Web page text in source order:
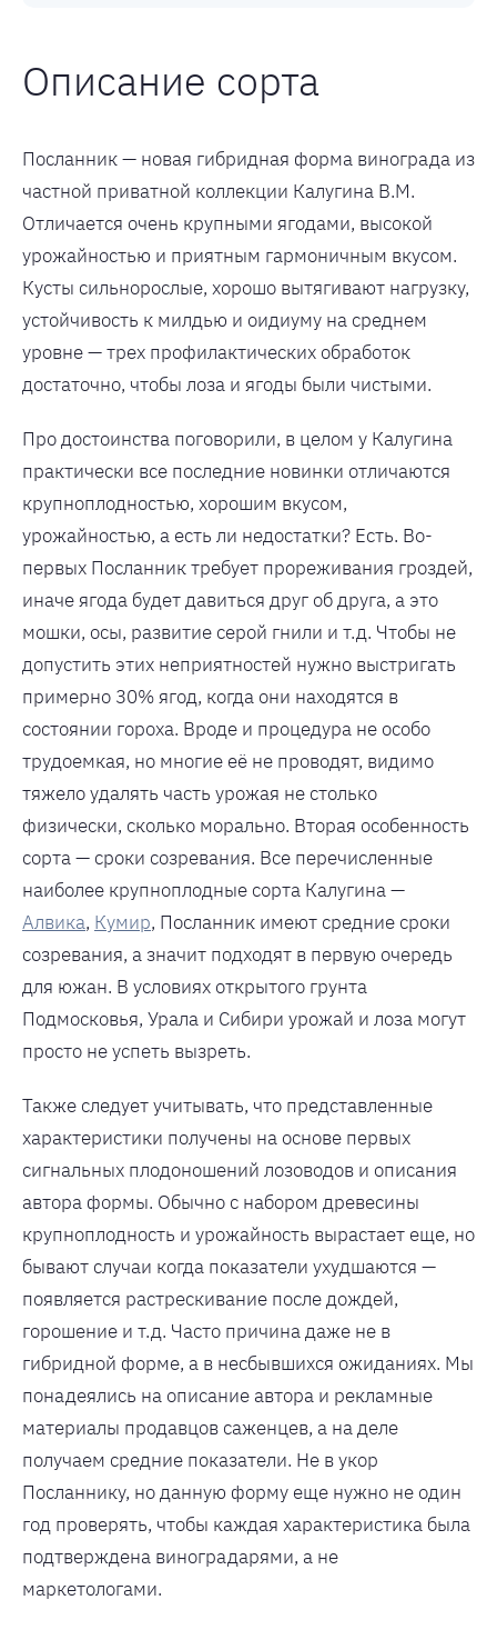
Описание сорта
Посланник — новая гибридная форма винограда из
частной приватной коллекции Калугина В.М.
Отличается очень крупными ягодами, высокой
урожайностью и приятным гармоничным вкусом.
Кусты сильнорослые, хорошо вытягивают нагрузку,
устойчивость к милдью и оидиуму на среднем
уровне — трех профилактических обработок
достаточно, чтобы лоза и ягоды были чистыми.
Про достоинства поговорили, в целом у Калугина
практически все последние новинки отличаются
крупноплодностью, хорошим вкусом,
урожайностью, а есть ли недостатки? Есть. Во-
первых Посланник требует прореживания гроздей,
иначе ягода будет давиться друг об друга, а это
мошки, осы, развитие серой гнили и т.д. Чтобы не
допустить этих неприятностей нужно выстригать
примерно 30% ягод, когда они находятся в
состоянии гороха. Вроде и процедура не особо
трудоемкая, но многие её не проводят, видимо
тяжело удалять часть урожая не столько
физически, сколько морально. Вторая особенность
сорта — сроки созревания. Все перечисленные
наиболее крупноплодные сорта Калугина —
Алвика, Кумир, Посланник имеют средние сроки
созревания, а значит подходят в первую очередь
для южан. В условиях открытого грунта
Подмосковья, Урала и Сибири урожай и лоза могут
просто не успеть вызреть.
Также следует учитывать, что представленные
характеристики получены на основе первых
сигнальных плодоношений лозоводов и описания
автора формы. Обычно с набором древесины
крупноплодность и урожайность вырастает еще, но
бывают случаи когда показатели ухудшаются —
появляется растрескивание после дождей,
горошение и т.д. Часто причина даже не в
гибридной форме, а в несбывшихся ожиданиях. Мы
понадеялись на описание автора и рекламные
материалы продавцов саженцев, а на деле
получаем средние показатели. Не в укор
Посланнику, но данную форму еще нужно не один
год проверять, чтобы каждая характеристика была
подтверждена виноградарями, а не
маркетологами.